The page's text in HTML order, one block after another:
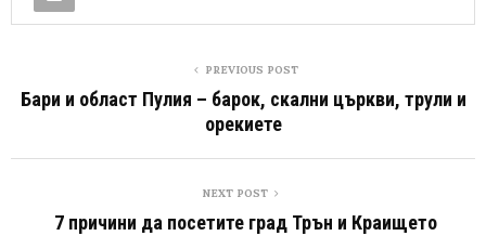
PREVIOUS POST
Бари и област Пулия – барок, скални църкви, трули и
орекиете
NEXT POST
7 причини да посетите град Трън и Краището